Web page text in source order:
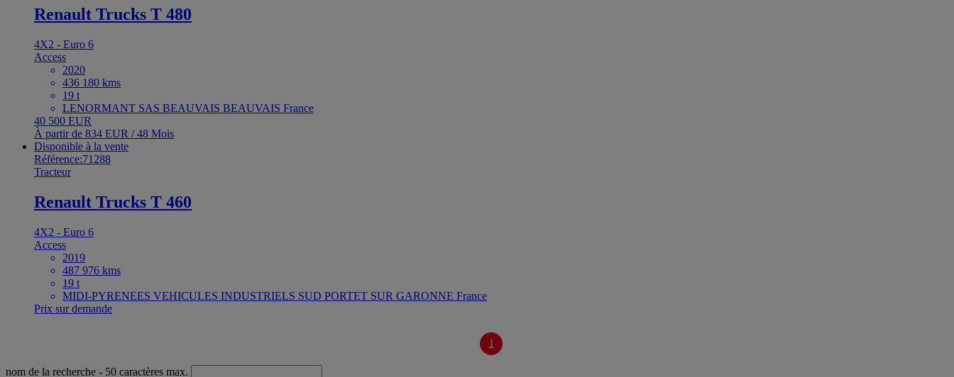
Renault Trucks T 480
4X2 - Euro 6
Access
2020
436 180 kms
19 t
LENORMANT SAS BEAUVAIS BEAUVAIS France
40 500 EUR
À partir de 834 EUR / 48 Mois
Disponible à la vente
Référence:71288
Tracteur
Renault Trucks T 460
4X2 - Euro 6
Access
2019
487 976 kms
19 t
MIDI-PYRENEES VEHICULES INDUSTRIELS SUD PORTET SUR GARONNE France
Prix sur demande
1
nom de la recherche - 50 caractères max.